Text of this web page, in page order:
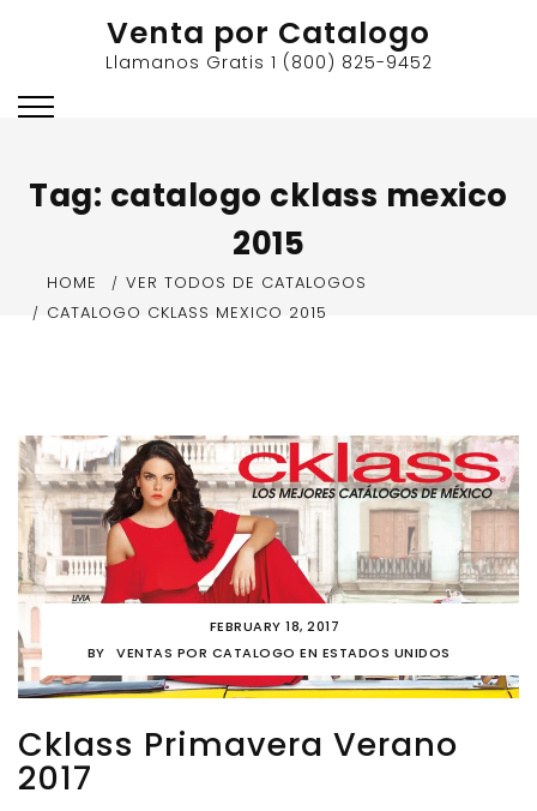
Venta por Catalogo
Llamanos Gratis 1 (800) 825-9452
Tag: catalogo cklass mexico
2015
HOME
VER TODOS DE CATALOGOS
CATALOGO CKLASS MEXICO 2015
FEBRUARY 18, 2017
BY
VENTAS POR CATALOGO EN ESTADOS UNIDOS
Cklass Primavera Verano
2017